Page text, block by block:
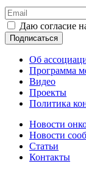
Даю согласие
Подписаться
Об
Программа
Видео
Проекты
Политика
Новости
Новости
Статьи
Контакты